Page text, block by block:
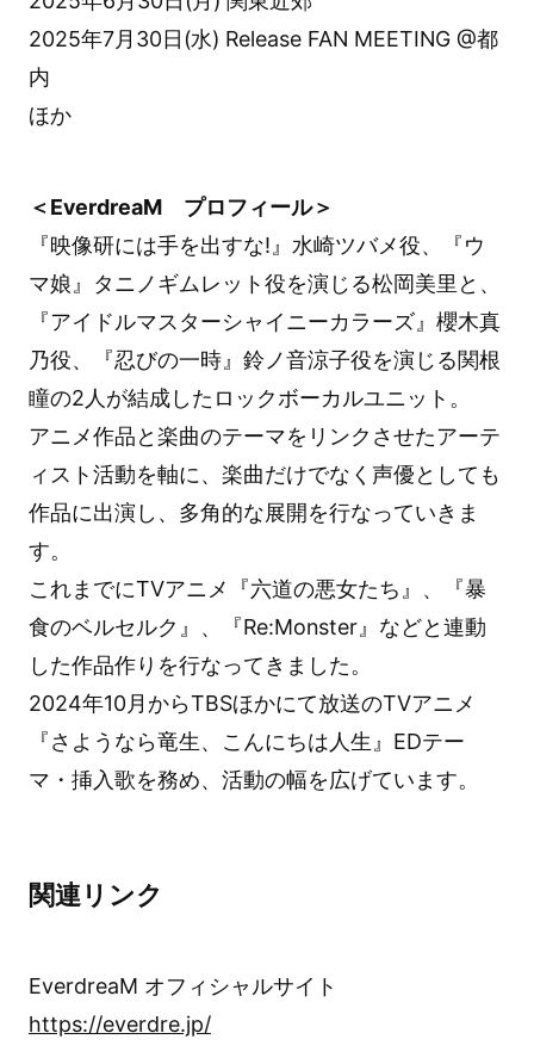
2025年7月30日(水) Release FAN MEETING @都
内
ほか
＜EverdreaM プロフィール＞
『映像研には手を出すな!』水崎ツバメ役、『ウ
マ娘』タニノギムレット役を演じる松岡美里と、
『アイドルマスターシャイニーカラーズ』櫻木真
乃役、『忍びの一時』鈴ノ音涼子役を演じる関根
瞳の2人が結成したロックボーカルユニット。
アニメ作品と楽曲のテーマをリンクさせたアーテ
ィスト活動を軸に、楽曲だけでなく声優としても
作品に出演し、多角的な展開を行なっていきま
す。
これまでにTVアニメ『六道の悪女たち』、『暴
食のベルセルク』、『Re:Monster』などと連動
した作品作りを行なってきました。
2024年10月からTBSほかにて放送のTVアニメ
『さようなら竜生、こんにちは人生』EDテー
マ・挿入歌を務め、活動の幅を広げています。
関連リンク
EverdreaM オフィシャルサイト
https://everdre.jp/